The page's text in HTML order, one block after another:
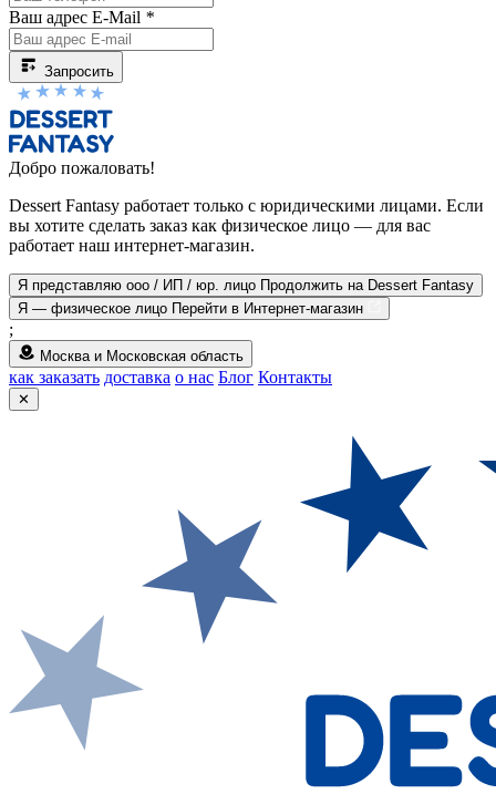
Ваш адрес E-Mail *
Запросить
Добро пожаловать!
Dessert Fantasy работает только с юридическими лицами. Если
вы хотите сделать заказ как физическое лицо — для вас
работает наш интернет-магазин.
Я представляю ооо / ИП / юр. лицо Продолжить на Dessert Fantasy
Я — физическое лицо Перейти в Интернет-магазин
;
Москва и Московская область
как заказать доставка о нас Блог Контакты
✕